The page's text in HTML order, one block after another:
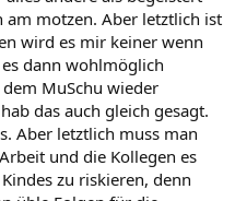
motzen. Aber letztlich ist
wird es mir keiner wenn
dann wohlmöglich
MuSchu wieder
das auch gleich gesagt.
Aber letztlich muss man
und die Kollegen es
zu riskieren, denn